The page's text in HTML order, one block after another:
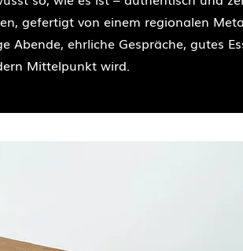
gefertigt von einem regionalen
Abende, ehrliche Gespräche, gutes
Mittelpunkt wird.